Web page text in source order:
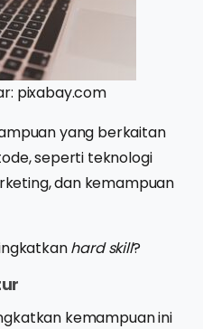
pixabay.com
yang berkaitan
seperti teknologi
dan kemampuan
hard skill?
kemampuan ini